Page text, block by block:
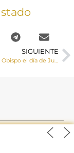
SIGUIENTE
Homilía del Sr. Obispo el día de Jueves Santo